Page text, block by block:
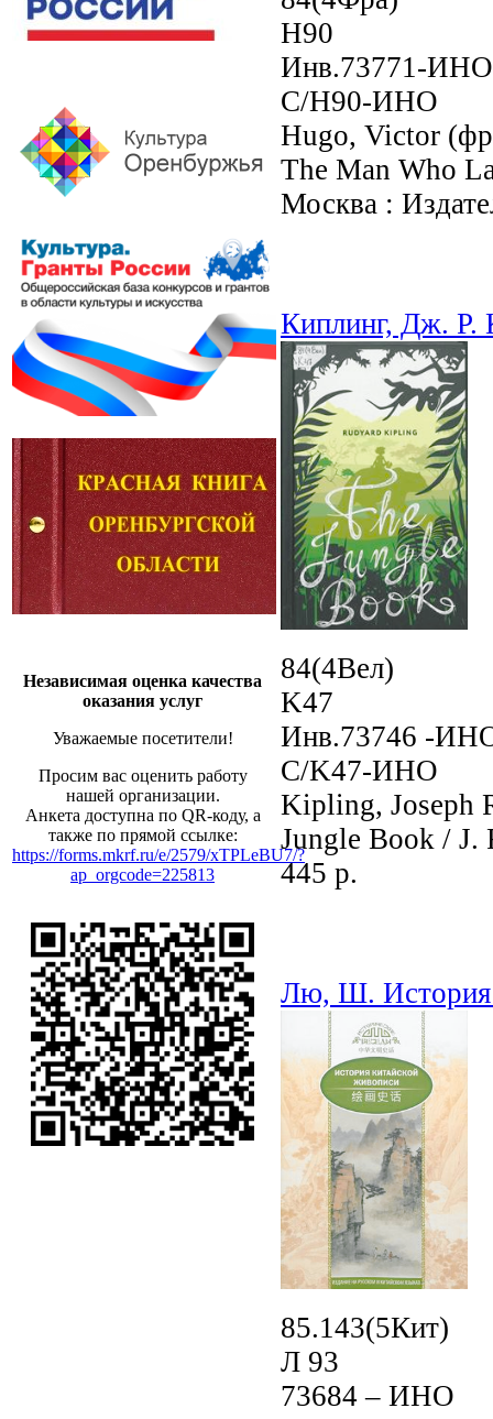
Независимая оценка качества
оказания услуг
Уважаемые посетители!
Просим вас оценить работу
нашей организации.
Анкета доступна по QR-коду, а
также по прямой ссылке:
https://forms.mkrf.ru/e/2579/xTPLeBU7/?
ap_orgcode=225813
H90
Инв.73771-ИНО
С/H90-ИНО
Hugo, Victor
The Man Who
Москва :
Киплинг, Дж. Р.
84(4Вел)
K47
Инв.73746 -
С/K47-ИНО
Kipling, Joseph
Jungle Book / J.
445 p.
Лю, Ш. История
85.143(5Кит)
Л 93
73684 – ИНО